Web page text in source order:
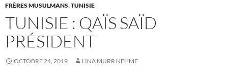
FRÈRES MUSULMANS,TUNISIE
TUNISIE : QAÏS SAÏD
PRÉSIDENT
OCTOBRE 24, 2019 LINA MURR NEHME